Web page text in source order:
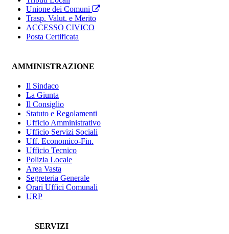
Unione dei Comuni
Trasp. Valut. e Merito
ACCESSO CIVICO
Posta Certificata
AMMINISTRAZIONE
Il Sindaco
La Giunta
Il Consiglio
Statuto e Regolamenti
Ufficio Amministrativo
Ufficio Servizi Sociali
Uff. Economico-Fin.
Ufficio Tecnico
Polizia Locale
Area Vasta
Segreteria Generale
Orari Uffici Comunali
URP
SERVIZI